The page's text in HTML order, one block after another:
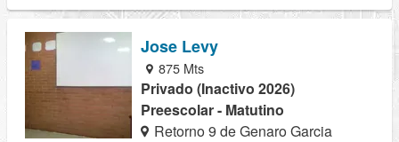
Jose Levy
875 Mts
Privado (Inactivo 2026)
Preescolar - Matutino
Retorno 9 de Genaro Garcia